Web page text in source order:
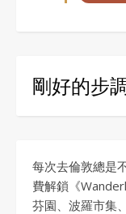
剛好的步
每次去倫敦總是
費解鎖《
芬園、波羅市集